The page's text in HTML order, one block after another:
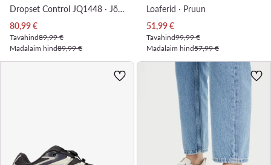
Dropset Control JQ1448 · Jõusaali jalatsid
Praegune hind
80,99€
Tavahind89,99 €
Madalaim hind89,99 €
Loaferid · Pruun
Praegune hind
51,99€
Tavahind99,99 €
Madalaim hind57,99 €